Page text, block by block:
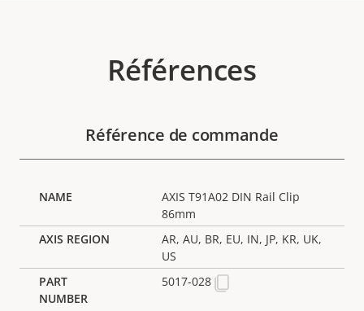
Références
Référence de commande
AXIS T91A02 DIN Rail Clip
86mm
AR, AU, BR, EU, IN, JP, KR, UK,
US
5017-028